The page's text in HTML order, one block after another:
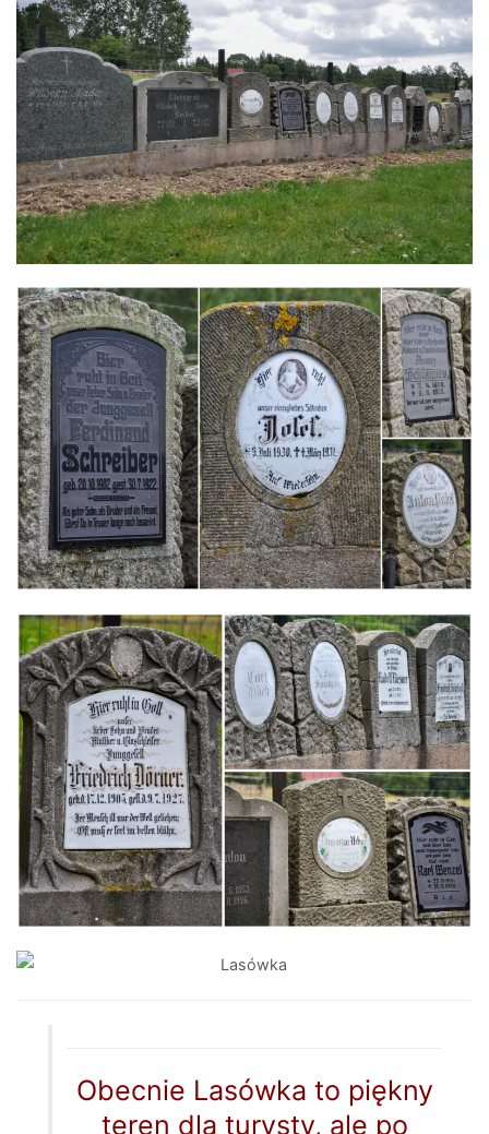
Obecnie Lasówka to piękny
teren dla turysty, ale po